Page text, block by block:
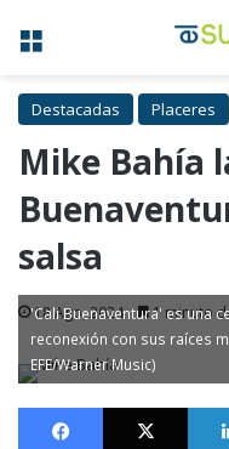
Menú
Destacadas Placeres
Mike Bahía
salsa
18 Ago, 2024 1 minuto
'Cali Buenaventura' es una
reconexión con sus raíces
EFE/Warner Music)
Facebook X